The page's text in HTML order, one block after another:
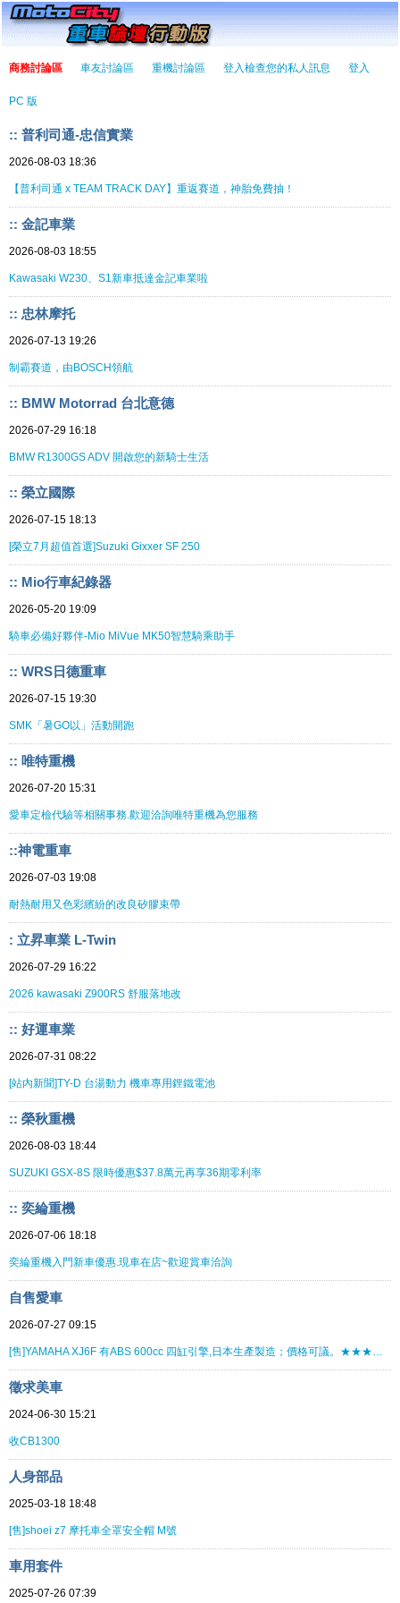
商務討論區 車友討論區 重機討論區 登入檢查您的私人訊息 登入
PC 版
:: 普利司通-忠信實業
2026-08-03 18:36
【普利司通 x TEAM TRACK DAY】重返賽道，神胎免費抽！
:: 金記車業
2026-08-03 18:55
Kawasaki W230、S1新車抵達金記車業啦
:: 忠林摩托
2026-07-13 19:26
制霸賽道，由BOSCH領航
:: BMW Motorrad 台北意德
2026-07-29 16:18
BMW R1300GS ADV 開啟您的新騎士生活
:: 榮立國際
2026-07-15 18:13
[榮立7月超值首選]Suzuki Gixxer SF 250
:: Mio行車紀錄器
2026-05-20 19:09
騎車必備好夥伴-Mio MiVue MK50智慧騎乘助手
:: WRS日德重車
2026-07-15 19:30
SMK「暑GO以」活動開跑
:: 唯特重機
2026-07-20 15:31
愛車定檢代驗等相關事務.歡迎洽詢唯特重機為您服務
::神電重車
2026-07-03 19:08
耐熱耐用又色彩繽紛的改良矽膠束帶
: 立昇車業 L-Twin
2026-07-29 16:22
2026 kawasaki Z900RS 舒服落地改
:: 好運車業
2026-07-31 08:22
[站內新聞]TY-D 台湯動力 機車專用鋰鐵電池
:: 榮秋重機
2026-08-03 18:44
SUZUKI GSX-8S 限時優惠$37.8萬元再享36期零利率
:: 奕綸重機
2026-07-06 18:18
奕綸重機入門新車優惠.現車在店~歡迎賞車洽詢
自售愛車
2026-07-27 09:15
[售]YAMAHA XJ6F 有ABS 600cc 四缸引擎,日本生產製造；價格可議。★★★★★★★★
徵求美車
2024-06-30 15:21
收CB1300
人身部品
2025-03-18 18:48
[售]shoei z7 摩托車全罩安全帽 M號
車用套件
2025-07-26 07:39